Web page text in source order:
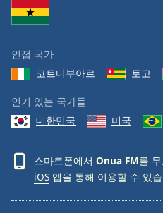
인접 국가
코트디부아르
토고
인기 있는 국가들
대한민국
미국
스마트폰에서 Onua FM를
iOS 앱을 통해 이용할 수 있